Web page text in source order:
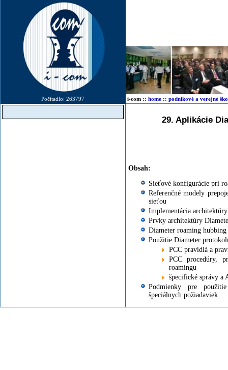
Počítadlo: 263797 i-com :: home :: podnikové a verejné
29. Aplikácie
Obsah:
Sieťové konfigurácie pri
Referenčné modely
sieťou
Implementácia
Prvky architektúry
Diameter roaming hubbing
Použitie Diameter
PCC pravidlá a
PCC procedúry,
roamingu
špecifické správy a
Podmienky pre
špeciálnych požiadaviek